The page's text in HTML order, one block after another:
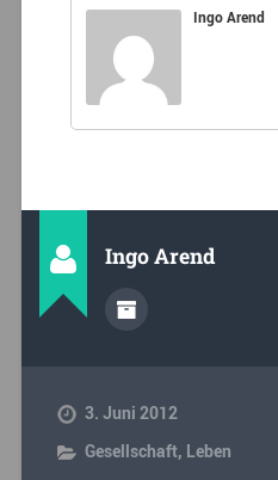
Ingo Arend
Ingo Arend
3. Juni 2012
Gesellschaft, Leben